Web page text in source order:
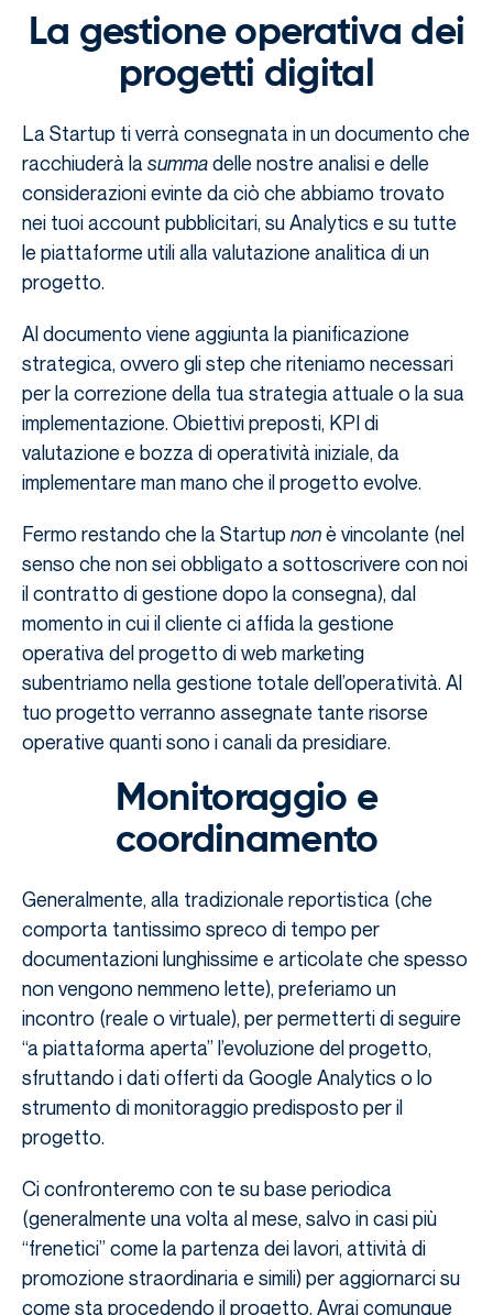
La gestione operativa dei
progetti digital
La Startup ti verrà consegnata in un documento che
racchiuderà la summadelle nostre analisi e delle
considerazioni evinte da ciò che abbiamo trovato
nei tuoi account pubblicitari, su Analytics e su tutte
le piattaforme utili alla valutazione analitica di un
progetto.
Al documento viene aggiunta la pianificazione
strategica, ovvero gli step che riteniamo necessari
per la correzione della tua strategia attuale o la sua
implementazione. Obiettivi preposti, KPI di
valutazione e bozza di operatività iniziale, da
implementare man mano che il progetto evolve.
Fermo restando che la Startup nonè vincolante (nel
senso che non sei obbligato a sottoscrivere con noi
il contratto di gestione dopo la consegna), dal
momento in cui il cliente ci affida la gestione
operativa del progetto di web marketing
subentriamo nella gestione totale dell’operatività. Al
tuo progetto verranno assegnate tante risorse
operative quanti sono i canali da presidiare.
Monitoraggio e
coordinamento
Generalmente, alla tradizionale reportistica (che
comporta tantissimo spreco di tempo per
documentazioni lunghissime e articolate che spesso
non vengono nemmeno lette), preferiamo un
incontro (reale o virtuale), per permetterti di seguire
“a piattaforma aperta” l’evoluzione del progetto,
sfruttando i dati offerti da Google Analytics o lo
strumento di monitoraggio predisposto per il
progetto.
Ci confronteremo con te su base periodica
(generalmente una volta al mese, salvo in casi più
“frenetici” come la partenza dei lavori, attività di
promozione straordinaria e simili) per aggiornarci su
come sta procedendo il progetto. Avrai comunque